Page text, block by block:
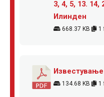
3, 4, 5, 13.
Илинден
668.37 KB 1
Известување
134.68 KB 1